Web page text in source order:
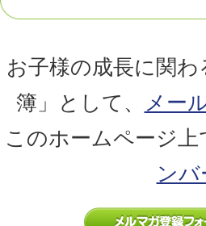
お子様の成長に関
簿」として、
メー
このホームページ
ンバ